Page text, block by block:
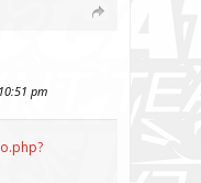
pm